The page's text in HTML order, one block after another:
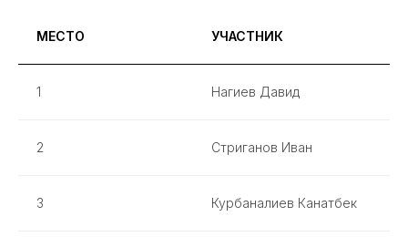
МЕСТО УЧАСТНИК
1 Нагиев Давид
2 Стриганов Иван
3 Курбаналиев Канатбек